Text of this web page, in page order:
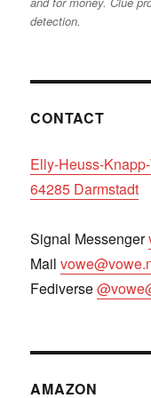
detection.
CONTACT
Elly-Heuss-
64285 Darmstadt
Signal Messenger
Mail
Fediverse
AMAZON